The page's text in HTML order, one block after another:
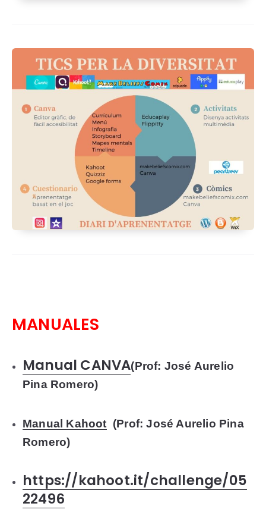
MANUALES
Manual CANVA(Prof: José Aurelio
Pina Romero)
Manual Kahoot (Prof: José Aurelio Pina
Romero)
https://kahoot.it/challenge/05
22496